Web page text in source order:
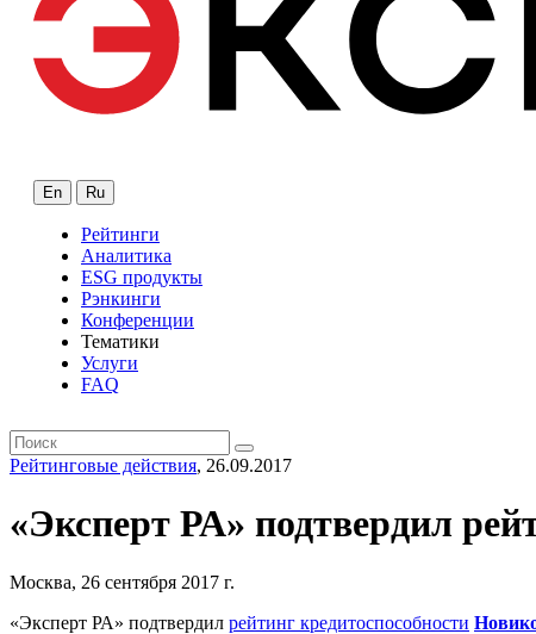
En Ru
Рейтинги
Аналитика
ESG продукты
Рэнкинги
Конференции
Тематики
Услуги
FAQ
Рейтинговые действия, 26.09.2017
«Эксперт РА» подтвердил
Москва, 26 сентября 2017 г.
«Эксперт РА» подтвердил рейтинг кредитоспособности